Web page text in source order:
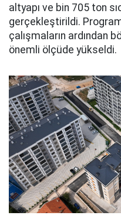
altyapı ve bin 705 ton
gerçekleştirildi.
çalışmaların ardından
önemli ölçüde yükseldi.